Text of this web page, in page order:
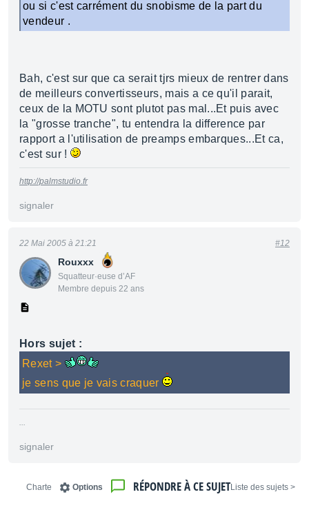
ou si c'est carrément du snobisme de la part du
vendeur .
Bah, c'est sur que ca serait tjrs mieux de rentrer dans
de meilleurs convertisseurs, mais a ce qu'il parait,
ceux de la MOTU sont plutot pas mal...Et puis avec
la "grosse tranche", tu entendra la difference par
rapport a l'utilisation de preamps embarques...Et ca,
c'est sur !
http://palmstudio.fr
signaler
Rouxxx
Squatteur·euse d’AF
Membre depuis 22 ans
22 Mai 2005 à 21:21 #12
Hors sujet :
Rexet >
je sens que je vais craquer
...
signaler
< Liste des sujets
RÉPONDRE À CE SUJET
Options
Charte